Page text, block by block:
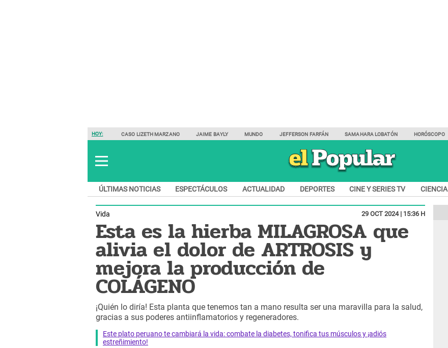
HOY: CASO LIZETH MARZANO JAIME BAYLY MUNDO JEFFERSON FARFÁN SAMAHARA LOBATÓN HORÓSCOPO
ÚLTIMAS NOTICIAS ESPECTÁCULOS ACTUALIDAD DEPORTES CINE Y SERIES TV CIENCIA
Vida 29 OCT 2024 | 15:36 H
Esta es la hierba MILAGROSA que
alivia el dolor de ARTROSIS y
mejora la producción de
COLÁGENO
¡Quién lo diría! Esta planta que tenemos tan a mano resulta ser una maravilla para la salud,
gracias a sus poderes antiinflamatorios y regeneradores.
Este plato peruano te cambiará la vida: combate la diabetes, tonifica tus músculos y ¡adiós
estreñimiento!